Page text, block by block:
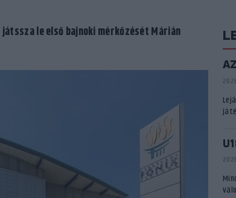
le első bajnoki mérkőzését Márián